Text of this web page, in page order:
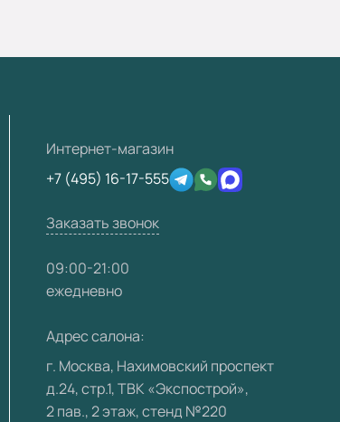
Интернет-магазин
+7 (495) 16-17-555
Заказать звонок
09:00-21:00
ежедневно
Адрес салона:
г. Москва, Нахимовский проспект
д.24, стр.1, ТВК «Экспострой»,
2 пав., 2 этаж, стенд №220